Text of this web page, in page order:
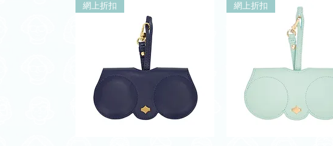
網上折扣 網上折扣